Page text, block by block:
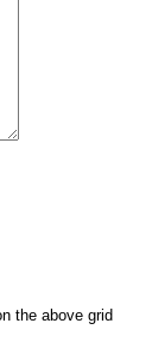
the above grid